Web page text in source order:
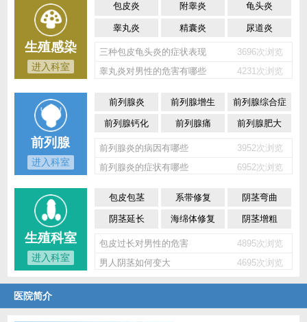
生殖感染
进入科室
包皮炎 附睾炎 龟头炎
睾丸炎 精囊炎 尿道炎
三种包皮龟头炎的症状表现
3696次浏览
睾丸炎对男性的危害有哪些
4231次浏览
前列腺
进入科室
前列腺炎 前列腺增生 前列腺综合症
前列腺钙化 前列腺痛 前列腺肥大
前列腺炎的病因有哪些
3952次浏览
前列腺炎的症状有哪些
6952次浏览
生殖科室
进入科室
包皮包茎 系带修复 阴茎弯曲
阴茎延长 海绵体修复 阴茎增粗
包皮过长对男性的危害
4895次浏览
男人阴茎如何变大
4695次浏览
医院简介